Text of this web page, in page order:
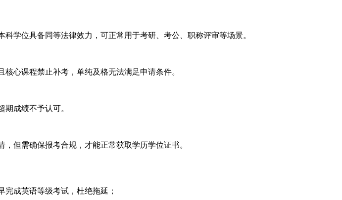
学位具备同等法律效力，可正常用于考研、考公、职称评审等场景。
心课程禁止补考，单纯及格无法满足申请条件。
成绩不予认可。
但需确保报考合规，才能正常获取学历学位证书。
成英语等级考试，杜绝拖延；